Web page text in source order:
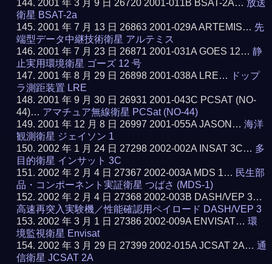
2001 年 3 月 9 日 26720 2001-011B BSAT-2A… 放送
衛星 BSAT-2a
2001 年 7 月 13 日 26863 2001-029A ARTEMIS… 先
端型データ中継技術衛星 アルテミス
2001 年 7 月 23 日 26871 2001-031A GOES 12…静
止実用環境衛星 ゴーズ 12 号
2001 年 8 月 29 日 26898 2001-038A LRE…
ドップ
ラ測距装置 LRE
2001 年 9 月 30 日 26931 2001-043C PCSAT (NO-
44)… アマチュア無線衛星 PCSat (NO-44)
2001 年 12 月 8 日 26997 2001-055A JASON…海洋
観測衛星 ジェイソン 1
2002 年 1 月 24 日 27298 2002-002A INSAT 3C… 多
目的衛星 インサット 3C
2002 年 2 月 4 日 27367 2002-003A MDS 1… 民生部
品・コンポーネント実証衛星 つばさ (MDS-1)
2002 年 2 月 4 日 27368 2002-003B DASH/VEP 3…
高速再突入実験機／性能確認用ペイロード DASH/VEP 3
2002 年 3 月 1 日 27386 2002-009A ENVISAT…環
境監視衛星 Envisat
2002 年 3 月 29 日 27399 2002-015A JCSAT 2A…通
信衛星 JCSAT 2A